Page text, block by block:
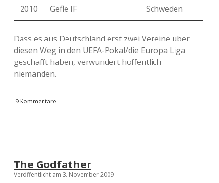
BATE Barissov –
Schachtjar
0:7
FC Schalke 04 –
Sporting
Lissabon
2010 Gefle IF Schweden
Dass es aus Deutschland erst zwei Vereine über
diesen Weg in den UEFA-Pokal/die Europa Liga
geschafft haben, verwundert hoffentlich
niemanden.
9 Kommentare
The Godfather
Veröffentlicht am 3. November 2009